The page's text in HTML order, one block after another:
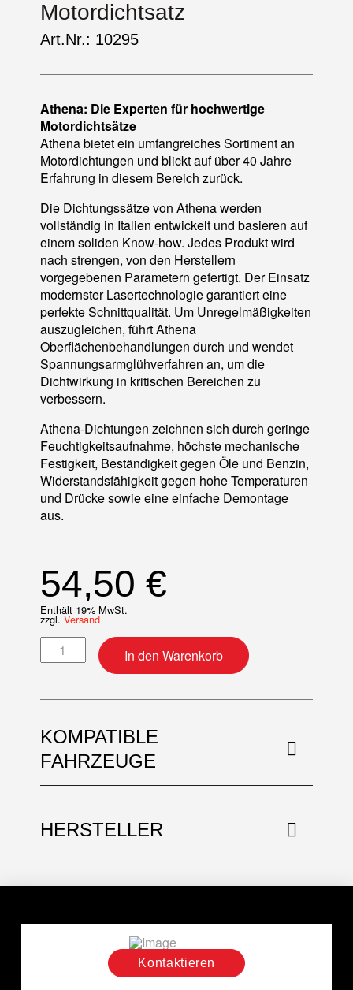
Motordichtsatz
Art.Nr.: 10295
Athena: Die Experten für hochwertige
Motordichtsätze
Athena bietet ein umfangreiches Sortiment an
Motordichtungen und blickt auf über 40 Jahre
Erfahrung in diesem Bereich zurück.
Die Dichtungssätze von Athena werden
vollständig in Italien entwickelt und basieren auf
einem soliden Know-how. Jedes Produkt wird
nach strengen, von den Herstellern
vorgegebenen Parametern gefertigt. Der Einsatz
modernster Lasertechnologie garantiert eine
perfekte Schnittqualität. Um Unregelmäßigkeiten
auszugleichen, führt Athena
Oberflächenbehandlungen durch und wendet
Spannungsarmglühverfahren an, um die
Dichtwirkung in kritischen Bereichen zu
verbessern.
Athena-Dichtungen zeichnen sich durch geringe
Feuchtigkeitsaufnahme, höchste mechanische
Festigkeit, Beständigkeit gegen Öle und Benzin,
Widerstandsfähigkeit gegen hohe Temperaturen
und Drücke sowie eine einfache Demontage
aus.
54,50 €
Enthält 19% MwSt.
zzgl. Versand
Motordichtsatz MengeIn den Warenkorb
KOMPATIBLE
FAHRZEUGE
HERSTELLER
Kontaktieren